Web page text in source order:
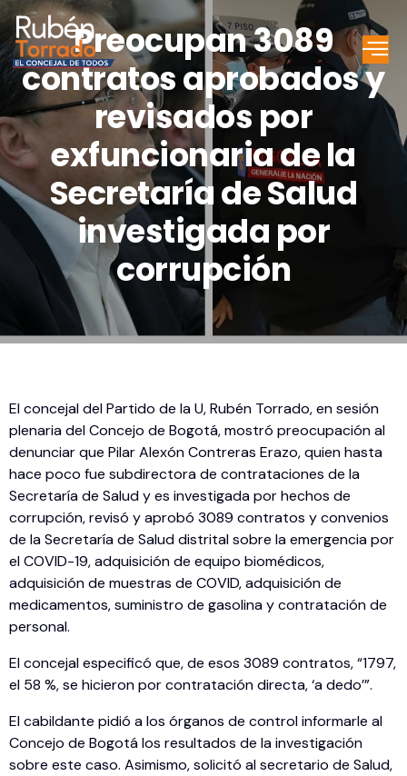
Preocupan 3089
contratos aprobados y
revisados por
exfuncionaria de la
Secretaría de Salud
investigada por
corrupción
El concejal del Partido de la U, Rubén Torrado, en sesión
plenaria del Concejo de Bogotá, mostró preocupación al
denunciar que Pilar Alexón Contreras Erazo, quien hasta
hace poco fue subdirectora de contrataciones de la
Secretaría de Salud y es investigada por hechos de
corrupción, revisó y aprobó 3089 contratos y convenios
de la Secretaría de Salud distrital sobre la emergencia por
el COVID-19, adquisición de equipo biomédicos,
adquisición de muestras de COVID, adquisición de
medicamentos, suministro de gasolina y contratación de
personal.
El concejal especificó que, de esos 3089 contratos, “1797,
el 58 %, se hicieron por contratación directa, ‘a dedo’”.
El cabildante pidió a los órganos de control informarle al
Concejo de Bogotá los resultados de la investigación
sobre este caso. Asimismo, solicitó al secretario de Salud,